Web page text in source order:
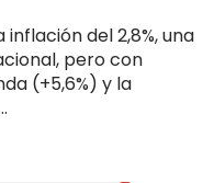
del 2,8%, una
pero con
(+5,6%) y la